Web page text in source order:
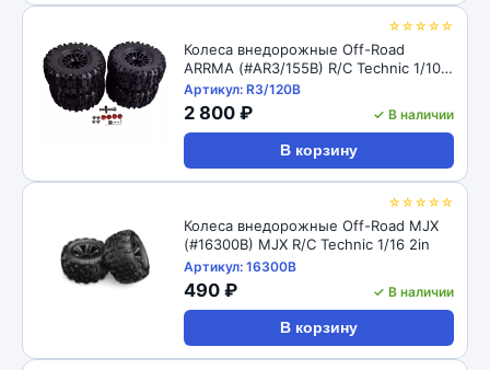
☆☆☆☆☆
Колеса внедорожные Off-Road
ARRMA (#AR3/155B) R/C Technic 1/10
4in
Артикул: R3/120B
2 800 ₽ ✓ В наличии
В корзину
☆☆☆☆☆
Колеса внедорожные Off-Road MJX
(#16300B) MJX R/C Technic 1/16 2in
Артикул: 16300B
490 ₽ ✓ В наличии
В корзину